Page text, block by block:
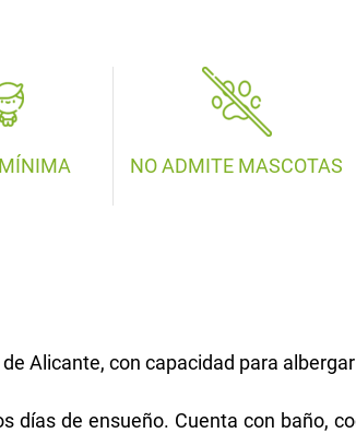
NO ADMITE MASCOTAS
Alicante, con capacidad para
días de ensueño. Cuenta con baño,